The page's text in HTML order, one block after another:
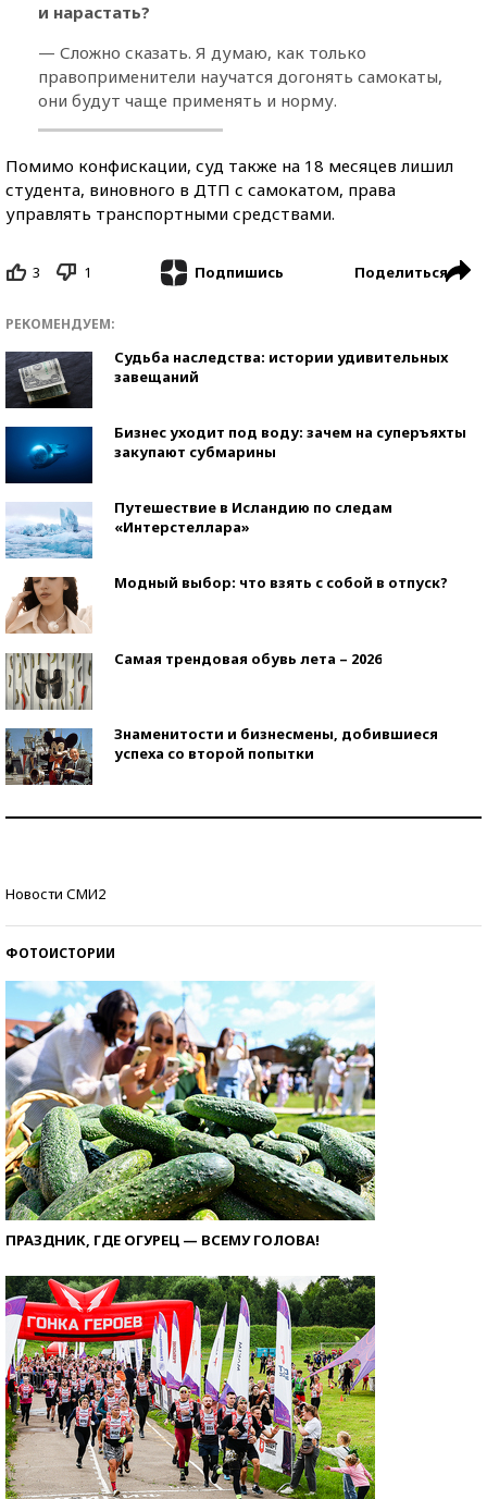
и нарастать?
— Сложно сказать. Я думаю, как только
правоприменители научатся догонять самокаты,
они будут чаще применять и норму.
Помимо конфискации, суд также на 18 месяцев лишил
студента, виновного в ДТП с самокатом, права
управлять транспортными средствами.
3 1 Подпишись Поделиться
РЕКОМЕНДУЕМ:
Судьба наследства: истории удивительных
завещаний
Бизнес уходит под воду: зачем на суперъяхты
закупают субмарины
Путешествие в Исландию по следам
«Интерстеллара»
Модный выбор: что взять с собой в отпуск?
Самая трендовая обувь лета – 2026
Знаменитости и бизнесмены, добившиеся
успеха со второй попытки
Новости СМИ2
ФОТОИСТОРИИ
ПРАЗДНИК, ГДЕ ОГУРЕЦ — ВСЕМУ ГОЛОВА!